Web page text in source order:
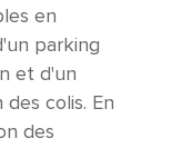
en
parking
et d'un
colis. En
des